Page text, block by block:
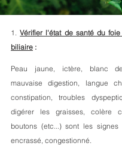
1. Vérifier l'état de santé du
biliaire :
Peau jaune, ictère, blanc
mauvaise digestion, langue
constipation, troubles
digérer les graisses, colère
boutons (etc...) sont les
encrassé, congestionné.